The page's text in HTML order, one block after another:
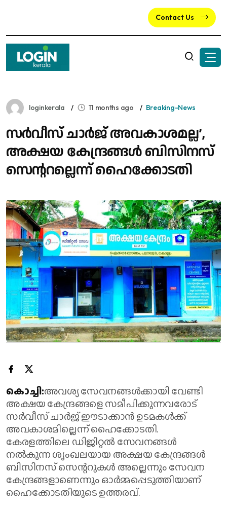
Contact Us
loginkerala 11 months ago Breaking-News
സർവീസ് ചാർജ് അവകാശമല്ല’,
അക്ഷയ കേന്ദ്രങ്ങൾ ബിസിനസ്
സെന്ററല്ലെന്ന് ഹൈക്കോടതി
കൊച്ചി:അവശ്യ സേവനങ്ങള്‍ക്കായി വേണ്ടി
അക്ഷയ കേന്ദ്രങ്ങളെ സമീപിക്കുന്നവരോട്
സര്‍വീസ് ചാര്‍ജ് ഈടാക്കാന്‍ ഉടമകള്‍ക്ക്
അവകാശമില്ലെന്ന് ഹൈക്കോടതി.
കേരളത്തിലെ ഡിജിറ്റല്‍ സേവനങ്ങള്‍
നല്‍കുന്ന ശൃംഖലയായ അക്ഷയ കേന്ദ്രങ്ങള്‍
ബിസിനസ് സെന്ററുകള്‍ അല്ലെന്നും സേവന
കേന്ദ്രങ്ങളാണെന്നും ഓര്‍മ്മപ്പെടുത്തിയാണ്
ഹൈക്കോടതിയുടെ ഉത്തരവ്.